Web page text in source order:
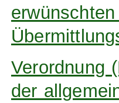
Verordnung
der